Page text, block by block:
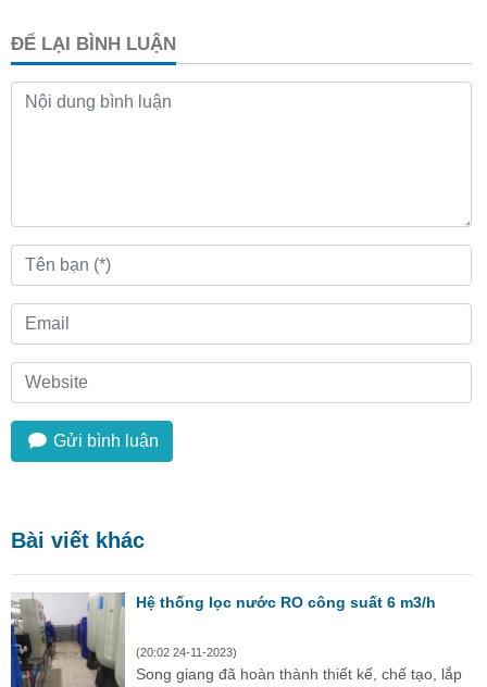
ĐỂ LẠI BÌNH LUẬN
Gửi bình luận
Bài viết khác
Hệ thống lọc nước RO công suất 6 m3/h
(20:02 24-11-2023)
Song giang đã hoàn thành thiết kế, chế tạo, lắp